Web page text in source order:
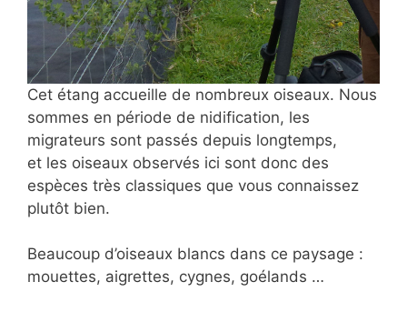
Cet étang accueille de nombreux oiseaux. Nous
sommes en période de nidification, les
migrateurs sont passés depuis longtemps,
et les oiseaux observés ici sont donc des
espèces très classiques que vous connaissez
plutôt bien.
Beaucoup d’oiseaux blancs dans ce paysage :
mouettes, aigrettes, cygnes, goélands …